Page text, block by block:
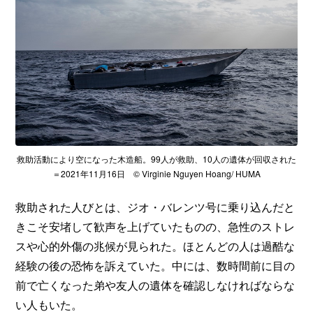
救助活動により空になった木造船。99人が救助、10人の遺体が回収された
＝2021年11月16日 © Virginie Nguyen Hoang/ HUMA
救助された人びとは、ジオ・バレンツ号に乗り込んだと
きこそ安堵して歓声を上げていたものの、急性のストレ
スや心的外傷の兆候が見られた。ほとんどの人は過酷な
経験の後の恐怖を訴えていた。中には、数時間前に目の
前で亡くなった弟や友人の遺体を確認しなければならな
い人もいた。